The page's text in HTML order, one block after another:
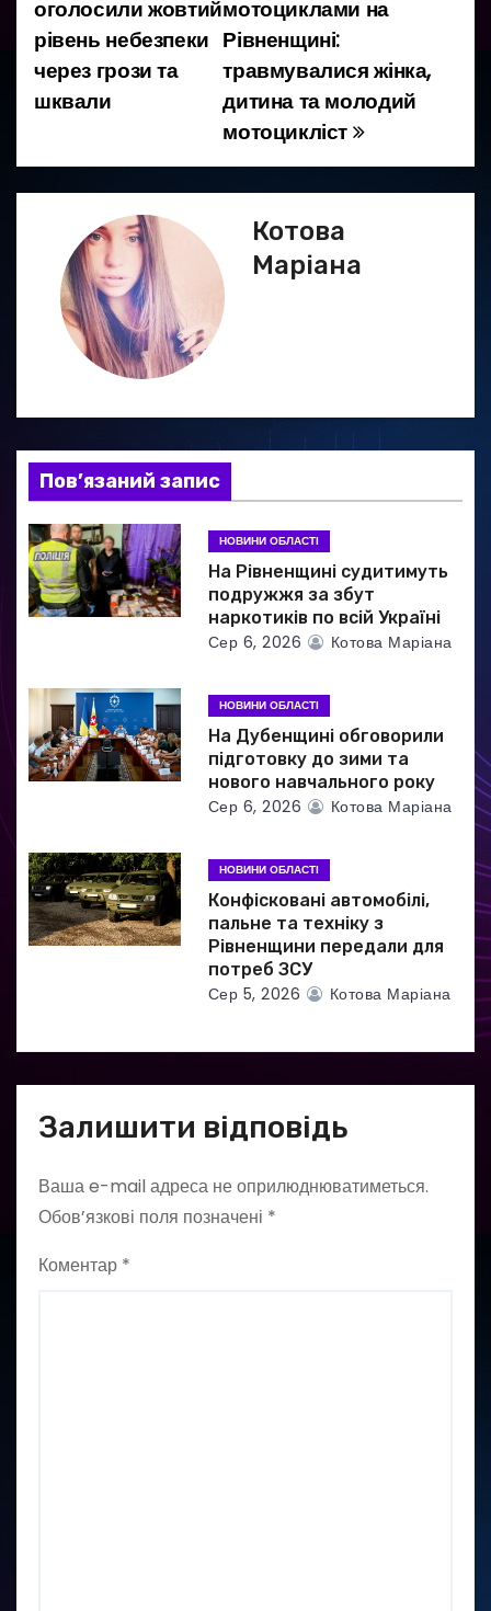
а
в
г
а
п
и
с
і
в
мотоциклами на
Рівненщині:
травмувалися жінка,
дитина та молодий
мотоцикліст
оголосили жовтий
рівень небезпеки
через грози та
шквали
Котова
Маріана
Пов’язаний запис
НОВИНИ ОБЛАСТІ
На Рівненщині судитимуть
подружжя за збут
наркотиків по всій Україні
Сер 6, 2026 Котова Маріана
НОВИНИ ОБЛАСТІ
На Дубенщині обговорили
підготовку до зими та
нового навчального року
Сер 6, 2026 Котова Маріана
НОВИНИ ОБЛАСТІ
Конфісковані автомобілі,
пальне та техніку з
Рівненщини передали для
потреб ЗСУ
Сер 5, 2026 Котова Маріана
Залишити відповідь
Ваша e-mail адреса не оприлюднюватиметься.
Обов’язкові поля позначені *
Коментар *